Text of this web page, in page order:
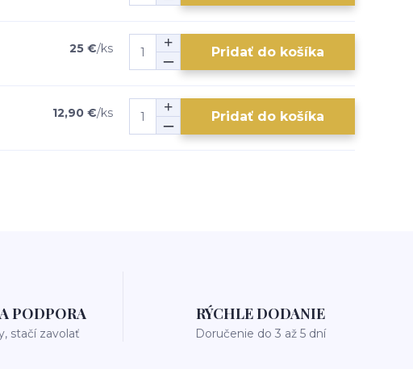
25 €/ks Pridať do košíka
12,90 €/ks Pridať do košíka
PODPORA
stačí zavolať
RÝCHLE DODANIE
Doručenie do 3 až 5 dní